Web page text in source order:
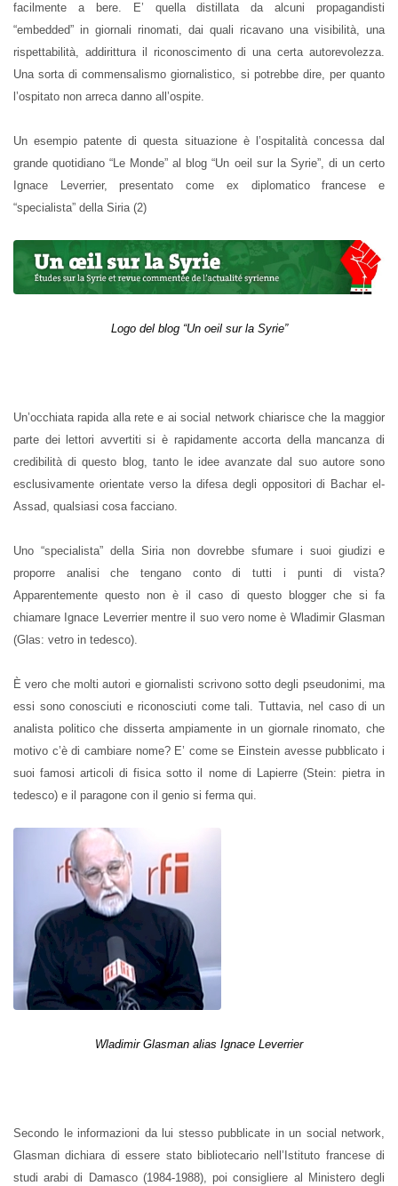
facilmente a bere. E’ quella distillata da alcuni propagandisti
“embedded” in giornali rinomati, dai quali ricavano una visibilità, una
rispettabilità, addirittura il riconoscimento di una certa autorevolezza.
Una sorta di commensalismo giornalistico, si potrebbe dire, per quanto
l’ospitato non arreca danno all’ospite.
Un esempio patente di questa situazione è l’ospitalità concessa dal
grande quotidiano “Le Monde” al blog “Un oeil sur la Syrie”, di un certo
Ignace Leverrier, presentato come ex diplomatico francese e
“specialista” della Siria (2)
Logo del blog “Un oeil sur la Syrie”
Un’occhiata rapida alla rete e ai social network chiarisce che la maggior
parte dei lettori avvertiti si è rapidamente accorta della mancanza di
credibilità di questo blog, tanto le idee avanzate dal suo autore sono
esclusivamente orientate verso la difesa degli oppositori di Bachar el-
Assad, qualsiasi cosa facciano.
Uno “specialista” della Siria non dovrebbe sfumare i suoi giudizi e
proporre analisi che tengano conto di tutti i punti di vista?
Apparentemente questo non è il caso di questo blogger che si fa
chiamare Ignace Leverrier mentre il suo vero nome è Wladimir Glasman
(Glas: vetro in tedesco).
È vero che molti autori e giornalisti scrivono sotto degli pseudonimi, ma
essi sono conosciuti e riconosciuti come tali. Tuttavia, nel caso di un
analista politico che disserta ampiamente in un giornale rinomato, che
motivo c’è di cambiare nome? E’ come se Einstein avesse pubblicato i
suoi famosi articoli di fisica sotto il nome di Lapierre (Stein: pietra in
tedesco) e il paragone con il genio si ferma qui.
Wladimir Glasman alias Ignace Leverrier
Secondo le informazioni da lui stesso pubblicate in un social network,
Glasman dichiara di essere stato bibliotecario nell’Istituto francese di
studi arabi di Damasco (1984-1988), poi consigliere al Ministero degli